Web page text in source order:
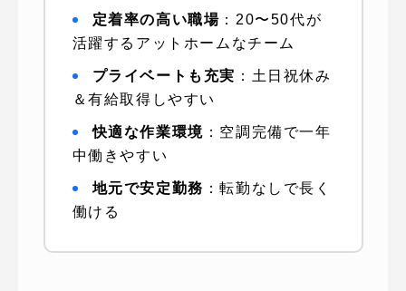
定着率の高い職場 ：20〜50代が
活躍するアットホームなチーム
プライベートも充実 ：土日祝休み
＆有給取得しやすい
快適な作業環境 ：空調完備で一年
中働きやすい
地元で安定勤務 ：転勤なしで長く
働ける